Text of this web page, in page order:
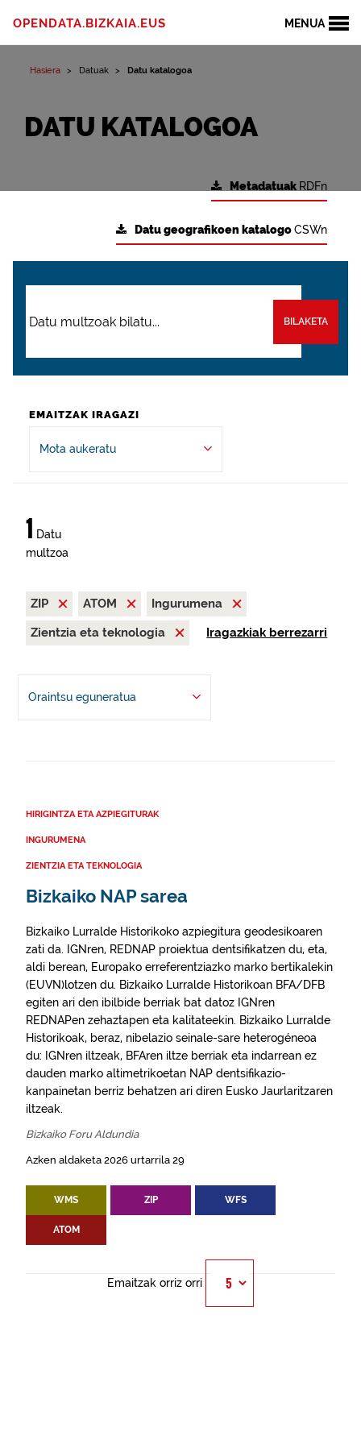
MENUA
OPENDATA.BIZKAIA.EUS
Hasiera Datuak Datu katalogoa
DATU KATALOGOA
Metadatuak RDFn
Datu geografikoen katalogoCSWn
BILAKETA
EMAITZAK IRAGAZI
Mota aukeratu
1 Datu
multzoa
ZIP ATOM
Ingurumena
Zientzia eta teknologia
Iragazkiak berrezarri
Oraintsu eguneratua
HIRIGINTZA ETA AZPIEGITURAK
INGURUMENA
ZIENTZIA ETA TEKNOLOGIA
Bizkaiko NAP sarea
Bizkaiko Lurralde Historikoko azpiegitura geodesikoaren
zati da. IGNren, REDNAP proiektua dentsifikatzen du, eta,
aldi berean, Europako erreferentziazko marko bertikalekin
(EUVN)lotzen du. Bizkaiko Lurralde Historikoan BFA/DFB
egiten ari den ibilbide berriak bat datoz IGNren
REDNAPen zehaztapen eta kalitateekin. Bizkaiko Lurralde
Historikoak, beraz, nibelazio seinale-sare heterogéneoa
du: IGNren iltzeak, BFAren iltze berriak eta indarrean ez
dauden marko altimetrikoetan NAP dentsifikazio-
kanpainetan berriz behatzen ari diren Eusko Jaurlaritzaren
iltzeak.
Bizkaiko Foru Aldundia
Azken aldaketa 2026 urtarrila 29
WMS ZIP WFS
ATOM
Emaitzak orriz orri